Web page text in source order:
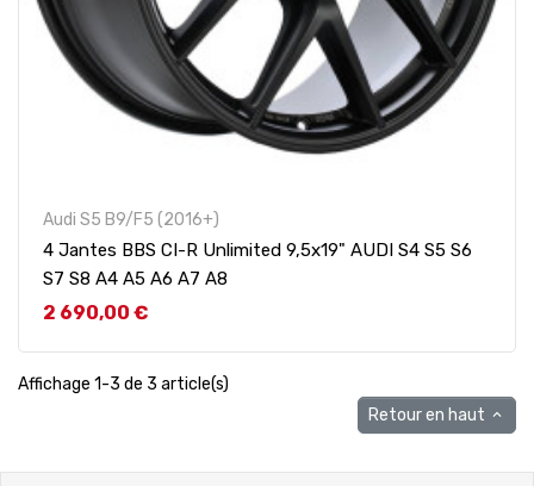
Audi S5 B9/F5 (2016+)
4 Jantes BBS CI-R Unlimited 9,5x19" AUDI S4 S5 S6
S7 S8 A4 A5 A6 A7 A8
Prix
2 690,00 €
Affichage 1-3 de 3 article(s)
Retour en haut 